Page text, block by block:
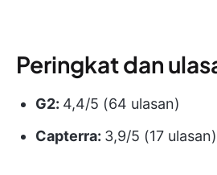
Peringkat dan
G2: 4,4/5 (64 ulasan)
Capterra: 3,9/5 (17 ulasan)